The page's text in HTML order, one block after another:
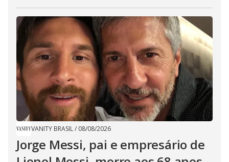
VANITY BRASIL/ 08/08/2026
Jorge Messi, pai e empresário de